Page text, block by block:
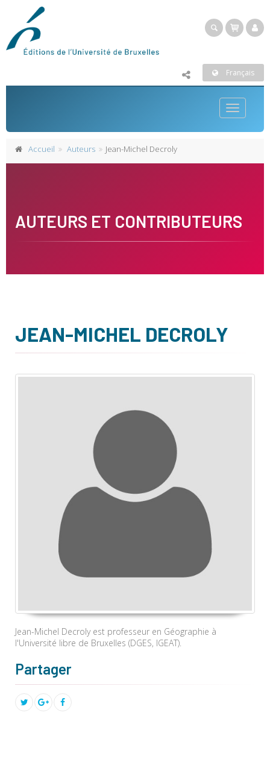
Français
Toggle
Accueil Auteurs Jean-Michel Decroly
AUTEURS ET CONTRIBUTEURS
JEAN-MICHEL DECROLY
Jean-Michel Decroly est professeur en Géographie à
l'Université libre de Bruxelles (DGES, IGEAT).
Partager